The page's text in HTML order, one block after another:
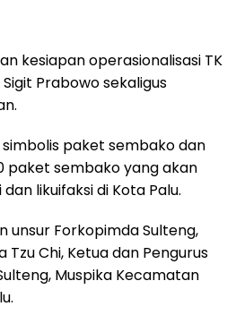
kesiapan operasionalisasi TK
Prabowo sekaligus
paket sembako dan
paket sembako yang akan
likuifaksi di Kota Palu.
unsur Forkopimda Sulteng,
Tzu Chi, Ketua dan Pengurus
Muspika Kecamatan